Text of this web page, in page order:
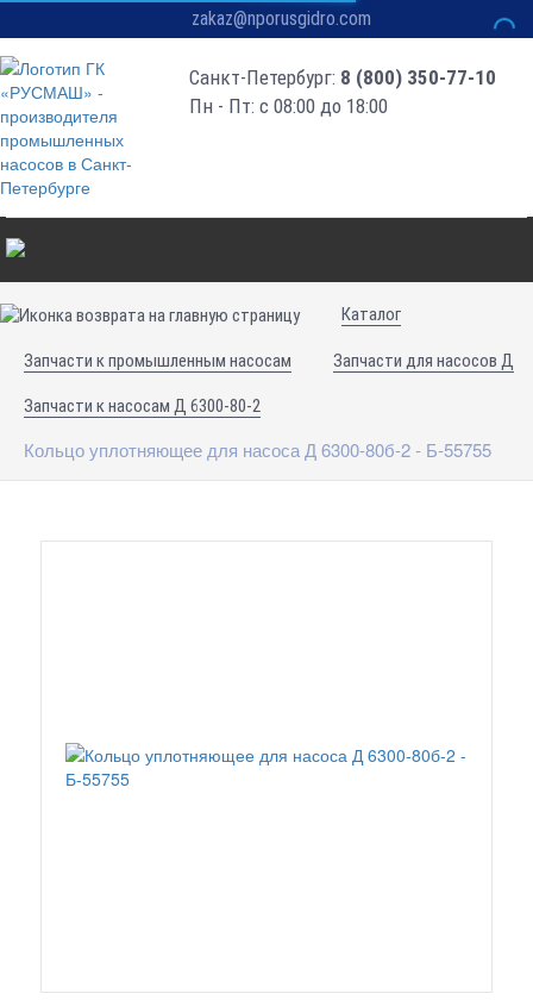
zakaz@nporusgidro.com
Санкт-Петербург: 8 (800) 350-77-10
Пн - Пт: с 08:00 до 18:00
Каталог
Запчасти к промышленным насосам Запчасти для насосов Д
Запчасти к насосам Д 6300-80-2
Кольцо уплотняющее для насоса Д 6300-80б-2 - Б-55755